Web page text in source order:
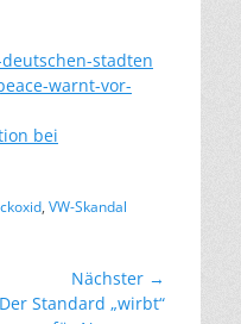
stadten
warnt-vor-
bei
, VW-Skandal
Nächster →
Der Standard „wirbt“